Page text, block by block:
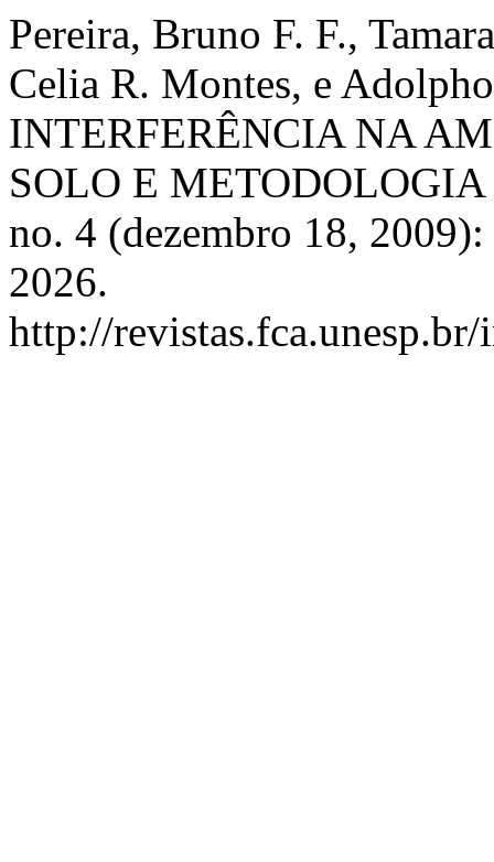
Pereira, Bruno F. F.,
Celia R. Montes, e
INTERFERÊNCIA NA
SOLO E
no. 4 (dezembro 18,
2026.
http://